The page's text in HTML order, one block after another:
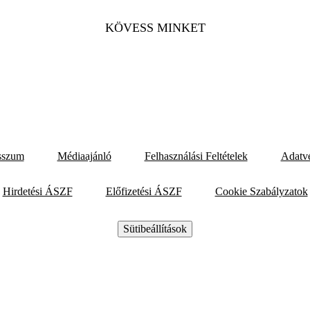
KÖVESS MINKET
Médiaajánló Felhasználási Feltételek
Hirdetési ÁSZF Előfizetési ÁSZF Cookie Szabályzatok
Sütibeállítások